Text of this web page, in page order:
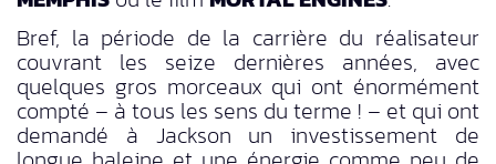
Bref, la période de la carrière du réalisateur
couvrant les seize dernières années, avec
quelques gros morceaux qui ont énormément
compté – à tous les sens du terme ! – et qui ont
demandé à Jackson un investissement de